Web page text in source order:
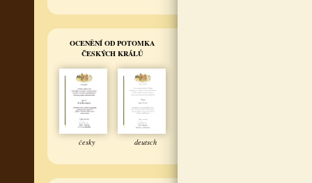
OCENĚNÍ OD POTOMKA
ČESKÝCH KRÁLŮ
česky deutsch